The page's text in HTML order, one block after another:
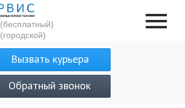
(бесплатный)
(городской)
Вызвать курьера
Обратный звонок